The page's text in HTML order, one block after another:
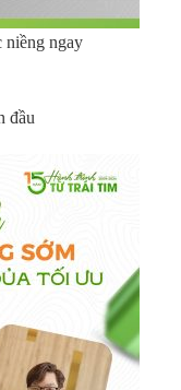
niềng ngay
đầu